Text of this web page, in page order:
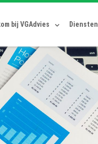
bij VGAdvies Diensten